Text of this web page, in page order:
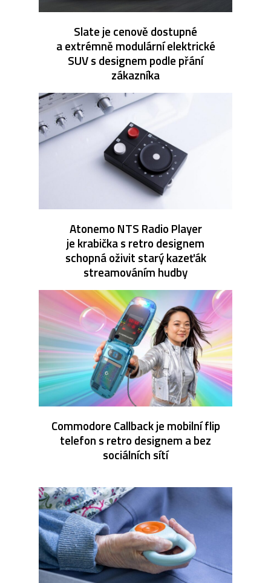
Slate je cenově dostupné
a extrémně modulární elektrické
SUV s designem podle přání
zákazníka
Atonemo NTS Radio Player
je krabička s retro designem
schopná oživit starý kazeťák
streamováním hudby
Commodore Callback je mobilní flip
telefon s retro designem a bez
sociálních sítí